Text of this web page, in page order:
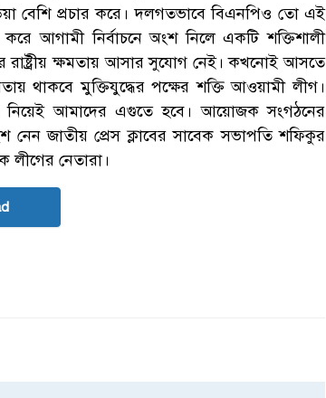
বেশি প্রচার করে। দলগতভাবে বিএনপিও তো এই
আগামী নির্বাচনে অংশ নিলে একটি শক্তিশালী
রাষ্ট্রীয় ক্ষমতায় আসার সুযোগ নেই। কখনোই আসতে
থাকবে মুক্তিযুদ্ধের পক্ষের শক্তি আওয়ামী লীগ।
নিয়েই আমাদের এগুতে হবে। আয়োজক সংগঠনের
জাতীয় প্রেস ক্লাবের সাবেক সভাপতি শফিকুর
লীগের নেতারা।